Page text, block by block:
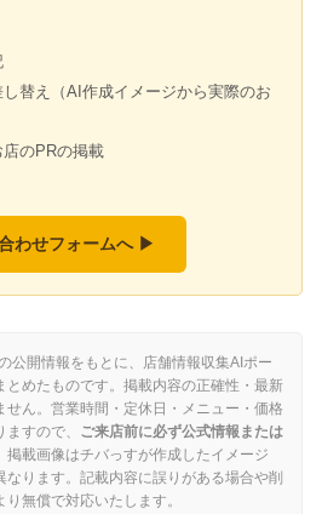
替え（AI作成イメージから実際のお
のPRの掲載
わせフォームへ ▶
公開情報をもとに、店舗情報収集AIポー
とめたものです。掲載内容の正確性・最新
ん。営業時間・定休日・メニュー・価格
すので、 ご来店前に必ず公式情報または
掲載画像はチバっすが作成したイメージ
なります。記載内容に誤りがある場合や削
無償で対応いたします。